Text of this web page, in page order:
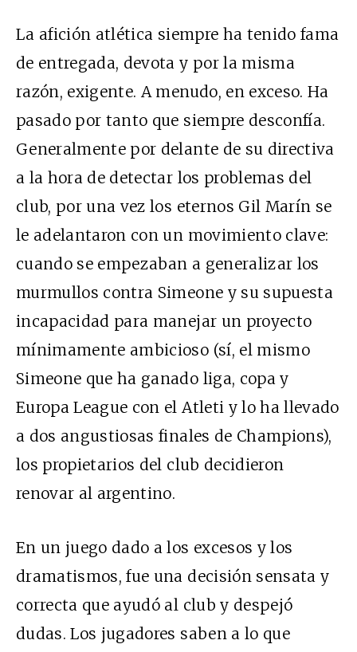
La afición atlética siempre ha tenido fama
de entregada, devota y por la misma
razón, exigente. A menudo, en exceso. Ha
pasado por tanto que siempre desconfía.
Generalmente por delante de su directiva
a la hora de detectar los problemas del
club, por una vez los eternos Gil Marín se
le adelantaron con un movimiento clave:
cuando se empezaban a generalizar los
murmullos contra Simeone y su supuesta
incapacidad para manejar un proyecto
mínimamente ambicioso (sí, el mismo
Simeone que ha ganado liga, copa y
Europa League con el Atleti y lo ha llevado
a dos angustiosas finales de Champions),
los propietarios del club decidieron
renovar al argentino.
En un juego dado a los excesos y los
dramatismos, fue una decisión sensata y
correcta que ayudó al club y despejó
dudas. Los jugadores saben a lo que